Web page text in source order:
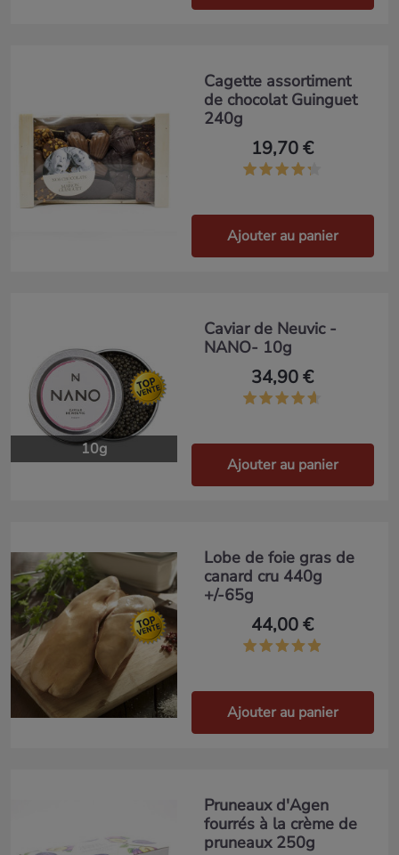
Cagette assortiment
de chocolat Guinguet
240g
19,70 €
Ajouter au panier
10g
Caviar de Neuvic -
NANO- 10g
34,90 €
Ajouter au panier
Lobe de foie gras de
canard cru 440g
+/-65g
44,00 €
Ajouter au panier
Pruneaux d'Agen
fourrés à la crème de
pruneaux 250g